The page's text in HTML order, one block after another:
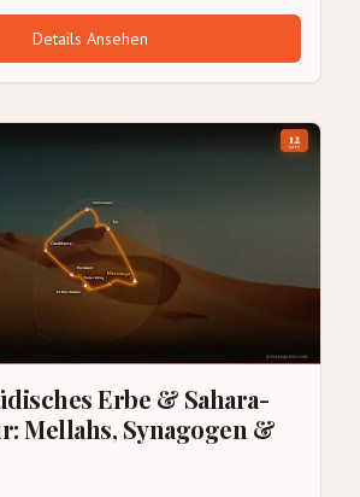
Details Ansehen
Erbe & Sahara-
Mellahs, Synagogen &